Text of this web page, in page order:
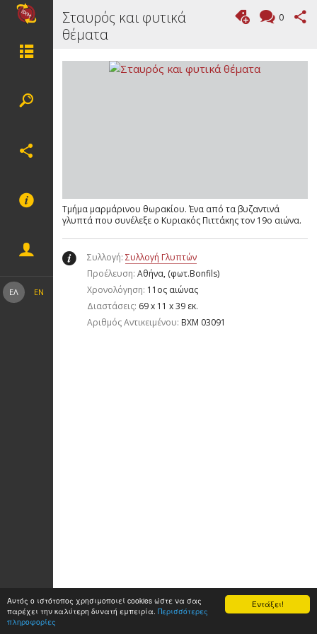
Εντάξει!
Αυτός ο ιστότοπος χρησιμοποιεί cookies ώστε να σας
παρέχει την καλύτερη δυνατή εμπειρία. Περισσότερες
πληροφορίες
ΕΛ EN
Σταυρός και φυτικά
θέματα
0
Τμήμα μαρμάρινου θωρακίου. Ένα από τα βυζαντινά
γλυπτά που συνέλεξε ο Κυριακός Πιττάκης τον 19ο αιώνα.
Συλλογή: Συλλογή Γλυπτών
Προέλευση: Αθήνα, (φωτ.Bonfils)
Χρονολόγηση: 11ος αιώνας
Διαστάσεις: 69 x 11 x 39 εκ.
Aριθμός Αντικειμένου: ΒΧΜ 03091